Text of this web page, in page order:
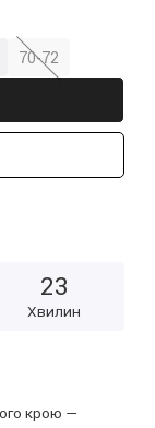
23
Хвилин
70-72
крою —